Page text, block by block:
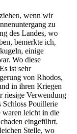
wenn wir
zu
des Landes, wo
bemerkte ich,
einige
Wo diese
ist sehr
von Rhodos,
in ihren Kriegen
riesige Verwendung
Schloss Pouillerie
leicht in die
eingeführt.
Stelle, wo